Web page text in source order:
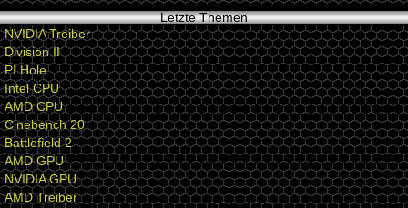
Letzte Themen
NVIDIA Treiber
Division II
PI Hole
Intel CPU
AMD CPU
Cinebench 20
Battlefield 2
AMD GPU
NVIDIA GPU
AMD Treiber